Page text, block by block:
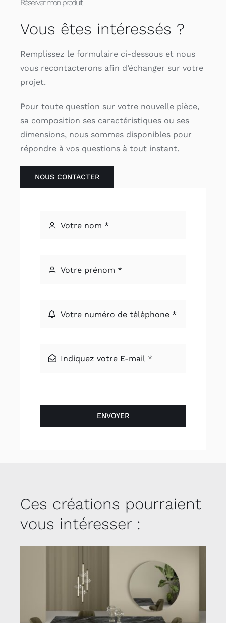
Réserver mon produit
Vous êtes intéressés ?
Remplissez le formulaire ci-dessous et nous
vous recontacterons afin d’échanger sur votre
projet.
Pour toute question sur votre nouvelle pièce,
sa composition ses caractéristiques ou ses
dimensions, nous sommes disponibles pour
répondre à vos questions à tout instant.
NOUS CONTACTER
ENVOYER
Ces créations pourraient
vous intéresser :